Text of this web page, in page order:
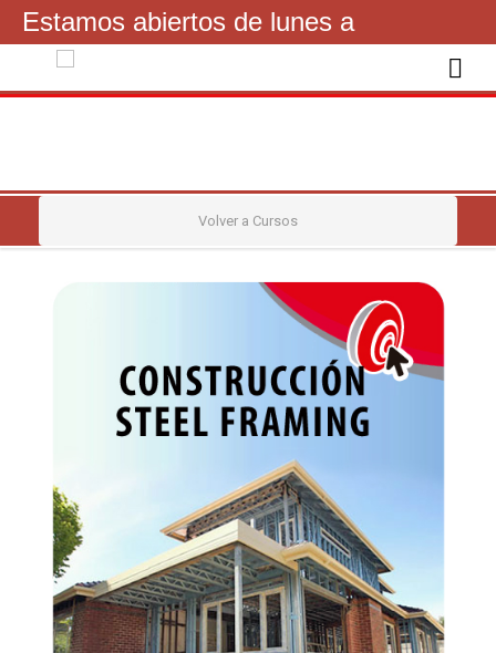
Estamos abiertos de lunes a
viernes de 16 a 21hs
Volver a Cursos